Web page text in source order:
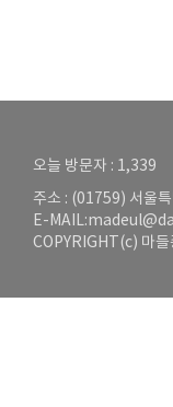
오늘 방문자 :
주소 : (01759) 서울
E-MAIL:
COPYRIGHT(c) 마